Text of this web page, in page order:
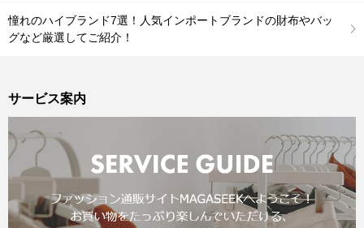
憧れのハイブランド7選！人気インポートブランドの財布やバッ
グなど厳選してご紹介！
サービス案内